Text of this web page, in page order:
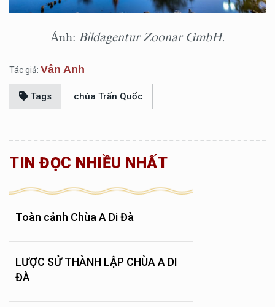
Ảnh: Bildagentur Zoonar GmbH.
Tác giả: Vân Anh
Tags chùa Trấn Quốc
TIN ĐỌC NHIỀU NHẤT
Toàn cảnh Chùa A Di Đà
LƯỢC SỬ THÀNH LẬP CHÙA A DI
ĐÀ